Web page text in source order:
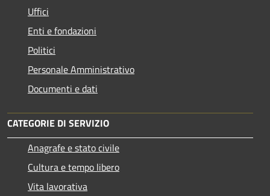
Uffici
Enti e fondazioni
Politici
Personale Amministrativo
Documenti e dati
CATEGORIE DI SERVIZIO
Anagrafe e stato civile
Cultura e tempo libero
Vita lavorativa